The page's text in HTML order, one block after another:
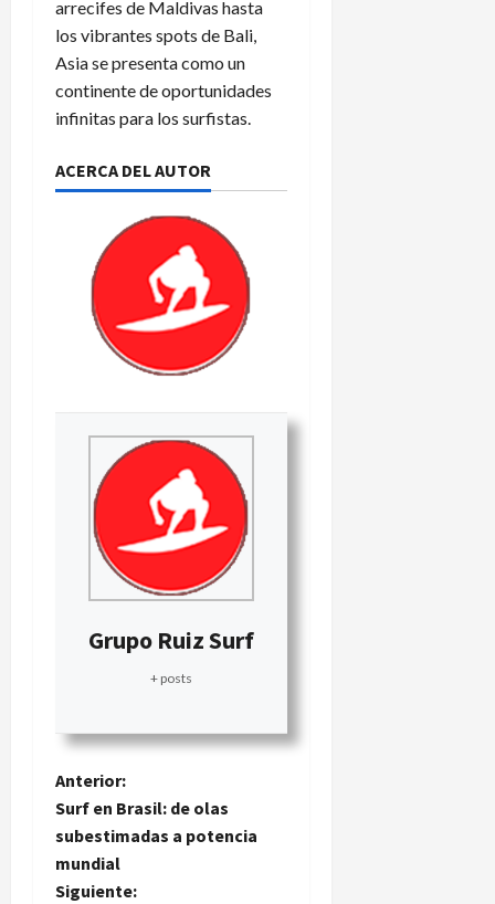
arrecifes de Maldivas hasta
los vibrantes spots de Bali,
Asia se presenta como un
continente de oportunidades
infinitas para los surfistas.
ACERCA DEL AUTOR
Grupo Ruiz Surf
+ posts
N
a
v
Anterior:
Surf en Brasil: de olas
subestimadas a potencia
mundial
Siguiente: